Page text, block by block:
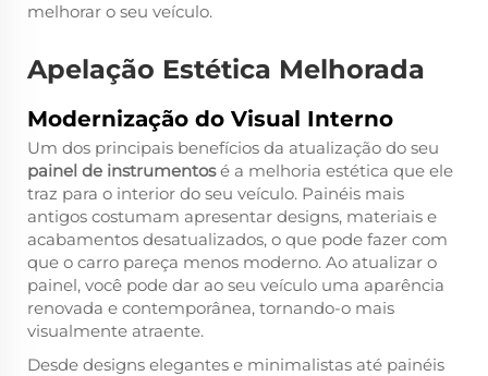
melhorar o seu veículo.
Apelação Estética Melhorada
Modernização do Visual Interno
Um dos principais benefícios da atualização do seu
painel de instrumentosé a melhoria estética que ele
traz para o interior do seu veículo. Painéis mais
antigos costumam apresentar designs, materiais e
acabamentos desatualizados, o que pode fazer com
que o carro pareça menos moderno. Ao atualizar o
painel, você pode dar ao seu veículo uma aparência
renovada e contemporânea, tornando-o mais
visualmente atraente.
Desde designs elegantes e minimalistas até painéis